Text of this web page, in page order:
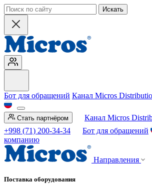
Искать
Бот для обращений Канал Micros
Стать партнёром
Канал Micros
+998 (71) 200-34-34
Бот для обращений
компанию
Направления
Поставка оборудования